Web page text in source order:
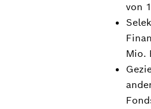
von
Mio.